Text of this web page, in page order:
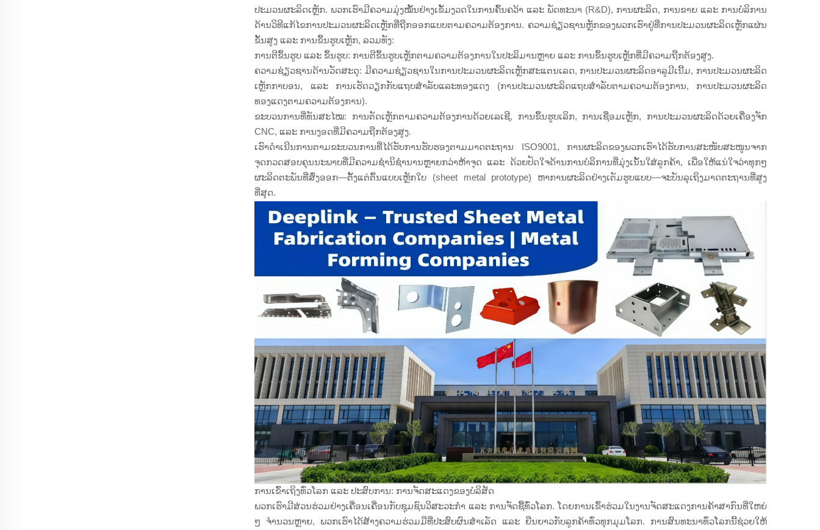
ປະມວນຜະລິດເຫຼັກ. ພວກເຮົາມີຄວາມມຸ່ງໝັ້ນຢ່າງເຂັ້ມງວດໃນການຄົ້ນຄວ້າ ແລະ ພັດທະນາ (R&D), ການຜະລິດ, ການຂາຍ ແລະ ການບໍລິການ
ດ້ານວິທີແກ້ໄຂການປະມວນຜະລິດເຫຼັກທີ່ຖືກອອກແບບຕາມຄວາມຕ້ອງການ. ຄວາມຊ່ຽວຊານຫຼັກຂອງພວກເຮົາຢູ່ທີ່ການປະມວນຜະລິດເຫຼັກແຜ່ນ
ຂັ້ນສູງ ແລະ ການຂຶ້ນຮູບເຫຼັກ, ລວມທັງ:
ການຕີຂຶ້ນຮູບ ແລະ ຂຶ້ນຮູບ: ການຕີຂຶ້ນຮູບເຫຼັກຕາມຄວາມຕ້ອງການໃນປະລິມານຫຼາຍ ແລະ ການຂຶ້ນຮູບເຫຼັກທີ່ມີຄວາມຖືກຕ້ອງສູງ.
ຄວາມຊ່ຽວຊານດ້ານວັດສະດຸ: ມີຄວາມຊ່ຽວຊານໃນການປະມວນຜະລິດເຫຼັກສະແຕນເລດ, ການປະມວນຜະລິດອາລູມີເນີ້ມ, ການປະມວນຜະລິດ
ເຫຼັກກາບອນ, ແລະ ການເຮັດວຽກກັບແຖບສຳລັບແລະທອງແດງ (ການປະມວນຜະລິດແຖບສຳລັບຕາມຄວາມຕ້ອງການ, ການປະມວນຜະລິດ
ທອງແດງຕາມຄວາມຕ້ອງການ).
ຂະບວນການທີ່ທັນສະໄໝ: ການຕັດເຫຼັກຕາມຄວາມຕ້ອງການດ້ວຍເລເຊີ, ການຂຶ້ນຮູບເລິກ, ການເຊື່ອມເຫຼັກ, ການປະມວນຜະລິດດ້ວຍເຄື່ອງຈັກ
CNC, ແລະ ການງອດທີ່ມີຄວາມຖືກຕ້ອງສູງ.
ເຮົາດຳເນີນການຕາມຂະບວນການທີ່ໄດ້ຮັບການຮັບຮອງຕາມມາດຕະຖານ ISO9001, ການຜະລິດຂອງພວກເຮົາໄດ້ຮັບການສະໜັບສະໜູນຈາກ
ຈຸດກວດສອບຄຸນນະພາບທີ່ມີຄວາມຊຳນິຊຳນານຫຼາຍກວ່າຫ້າຈຸດ ແລະ ດ້ວຍປັດໃຈດ້ານການບໍລິການທີ່ມຸ່ງເນັ້ນໃສ່ລູກຄ້າ, ເພື່ອໃຫ້ແນ່ໃຈວ່າທຸກໆ
ຜະລິດຕະພັນທີ່ສົ່ງອອກ—ຕັ້ງແຕ່ຕົ້ນແບບເຫຼັກໃບ (sheet metal prototype) ຫາການຜະລິດຢ່າງເຕັມຮູບແບບ—ຈະບັນລຸເຖິງມາດຕະຖານທີ່ສູງ
ທີ່ສຸດ.
ການເຂົ້າເຖິງທົ່ວໂລກ ແລະ ປະສົບການ: ການຈັດສະແດງຂອງບໍລິສັດ
ພວກເຮົາມີສ່ວນຮ່ວມຢ່າງເຄື່ອນເຄື່ອນກັບຊຸມຊົນວິສະວະກຳ ແລະ ການຈັດຊື້ທົ່ວໂລກ. ໂດຍການເຂົ້າຮ່ວມໃນງານຈັດສະແດງການຄ້າສາກົນທີ່ໃຫຍ່
ໆ ຈຳນວນຫຼາຍ, ພວກເຮົາໄດ້ສ້າງຄວາມຮ່ວມມືທີ່ປະສົບຜົນສຳເລັດ ແລະ ຍືນຍາວກັບລູກຄ້າທົ່ວທຸກມຸມໂລກ. ການສົນທະນາທົ່ວໂລກນີ້ຊ່ວຍໃຫ້